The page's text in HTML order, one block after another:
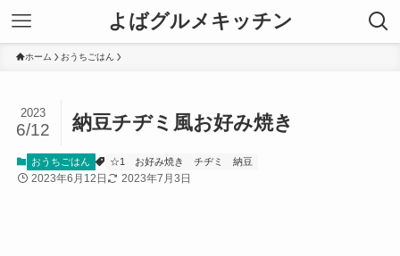
よばグルメキッチン
ホーム おうちごはん
納豆チヂミ風お好み焼き
2023
6/12
おうちごはん ☆1 お好み焼き チヂミ 納豆
2023年6月12日 2023年7月3日